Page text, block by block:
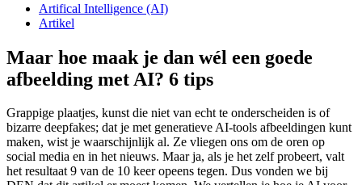
Artifical Intelligence (AI)
Artikel
Maar hoe maak je dan wél een goede
afbeelding met AI? 6 tips
Grappige plaatjes, kunst die niet van echt te onderscheiden is of
bizarre deepfakes; dat je met generatieve AI-tools afbeeldingen kunt
maken, wist je waarschijnlijk al. Ze vliegen ons om de oren op
social media en in het nieuws. Maar ja, als je het zelf probeert, valt
het resultaat 9 van de 10 keer opeens tegen. Dus vonden we bij